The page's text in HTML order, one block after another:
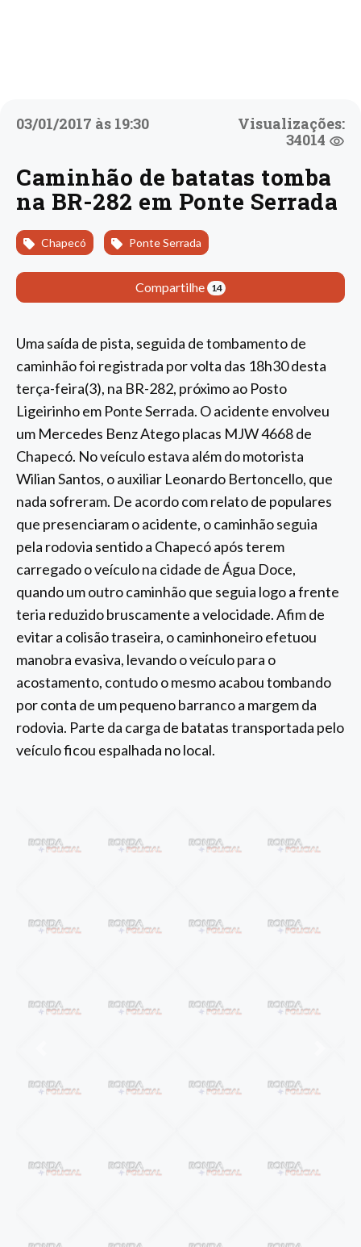
03/01/2017 às 19:30
Visualizações:
34014
Caminhão de batatas tomba
na BR-282 em Ponte Serrada
Chapecó Ponte Serrada
Compartilhe 14
Uma saída de pista, seguida de tombamento de
caminhão foi registrada por volta das 18h30 desta
terça-feira(3), na BR-282, próximo ao Posto
Ligeirinho em Ponte Serrada. O acidente envolveu
um Mercedes Benz Atego placas MJW 4668 de
Chapecó. No veículo estava além do motorista
Wilian Santos, o auxiliar Leonardo Bertoncello, que
nada sofreram. De acordo com relato de populares
que presenciaram o acidente, o caminhão seguia
pela rodovia sentido a Chapecó após terem
carregado o veículo na cidade de Água Doce,
quando um outro caminhão que seguia logo a frente
teria reduzido bruscamente a velocidade. Afim de
evitar a colisão traseira, o caminhoneiro efetuou
manobra evasiva, levando o veículo para o
acostamento, contudo o mesmo acabou tombando
por conta de um pequeno barranco a margem da
rodovia. Parte da carga de batatas transportada pelo
veículo ficou espalhada no local.